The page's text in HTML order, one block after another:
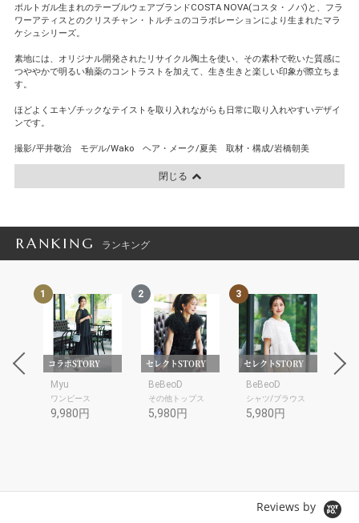
ポルトガル生まれのテーブルウェアブランドCOSTA NOVA(コスタ・ノバ)と、フラ
ワーアティスとのクリスチャン・トルチュのコラボレーションにより生まれたマラ
ケシュシリーズ。
素地には、オリジナル開発されたリサイクル陶土を使い、その素朴で乾いた質感に
つややかで明るい釉薬のコントラストを加えて、生き生きと楽しい印象が際立ちま
す。
ほどよくエキゾチックなテイストを取り入れながらも日常に取り入れやすいデザイ
ンです。
撮影/平井敬治 モデル/Wako ヘア・メーク/夏美 取材・構成/岩橋朝美
閉じる
RANKING ランキング
1
コラボSTORY
Myu
ワンピース
9,980円
2
セレクトSTORY
BeBeoD
その他トップス
5,980円
3
セレクトSTORY
BeBeoD
シャツ/ブラウス
5,980円
コ
Reviews by